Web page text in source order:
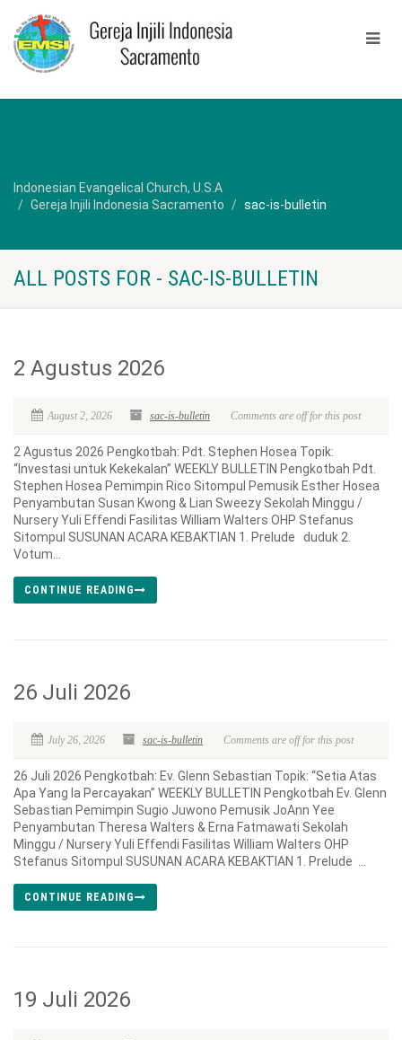
Indonesian Evangelical Church, U.S.A
Gereja Injili Indonesia Sacramento
sac-is-bulletin
ALL POSTS FOR - SAC-IS-BULLETIN
2 Agustus 2026
August 2, 2026 sac-is-bulletin Comments are off for this post
2 Agustus 2026 Pengkotbah: Pdt. Stephen Hosea Topik:
“Investasi untuk Kekekalan” WEEKLY BULLETIN Pengkotbah Pdt.
Stephen Hosea Pemimpin Rico Sitompul Pemusik Esther Hosea
Penyambutan Susan Kwong & Lian Sweezy Sekolah Minggu /
Nursery Yuli Effendi Fasilitas William Walters OHP Stefanus
Sitompul SUSUNAN ACARA KEBAKTIAN 1. Prelude duduk 2.
Votum...
CONTINUE READING
26 Juli 2026
July 26, 2026 sac-is-bulletin Comments are off for this post
26 Juli 2026 Pengkotbah: Ev. Glenn Sebastian Topik: “Setia Atas
Apa Yang Ia Percayakan” WEEKLY BULLETIN Pengkotbah Ev. Glenn
Sebastian Pemimpin Sugio Juwono Pemusik JoAnn Yee
Penyambutan Theresa Walters & Erna Fatmawati Sekolah
Minggu / Nursery Yuli Effendi Fasilitas William Walters OHP
Stefanus Sitompul SUSUNAN ACARA KEBAKTIAN 1. Prelude ...
CONTINUE READING
19 Juli 2026